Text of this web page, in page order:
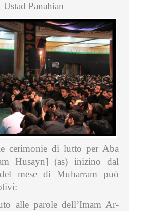
Ustad Panahian
cerimonie di lutto per Aba
Husayn] (as) inizino dal
mese di Muharram può
alle parole dell’Imam Ar-